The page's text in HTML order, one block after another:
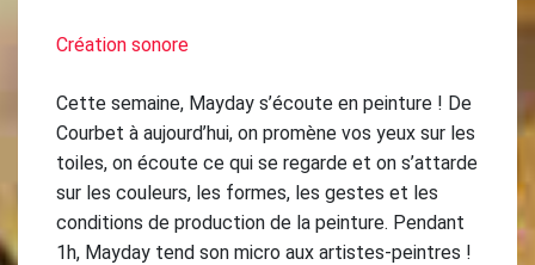
Création sonore
Cette semaine, Mayday s’écoute en peinture ! De
Courbet à aujourd’hui, on promène vos yeux sur les
toiles, on écoute ce qui se regarde et on s’attarde
sur les couleurs, les formes, les gestes et les
conditions de production de la peinture. Pendant
1h, Mayday tend son micro aux artistes-peintres !